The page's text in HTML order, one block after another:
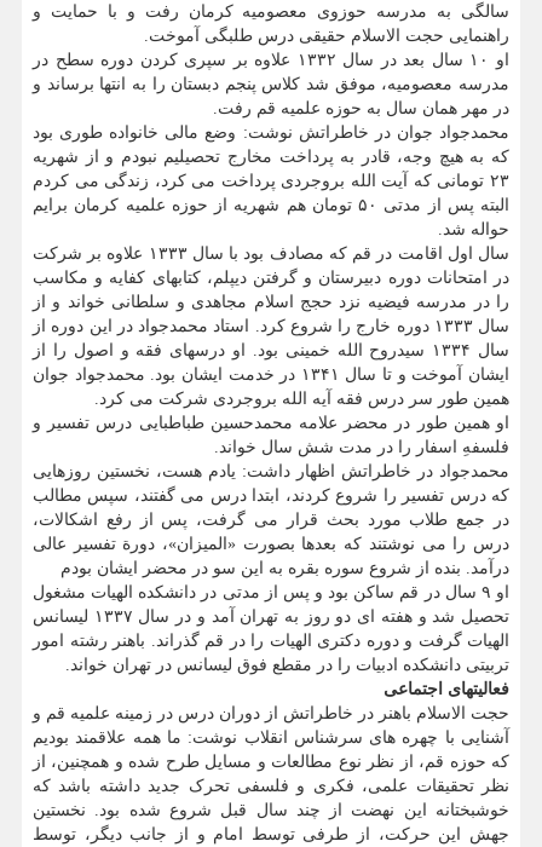
سالگی به مدرسه حوزوی معصومیه کرمان رفت و با حمایت و
راهنمایی حجت الاسلام حقیقی درس طلبگی آموخت.
او ۱۰ سال بعد در سال ۱۳۳۲ علاوه بر سپری کردن دوره سطح در
مدرسه معصومیه، موفق شد کلاس پنجم دبستان را به انتها برساند و
در مهر همان سال به حوزه علمیه قم رفت.
محمدجواد جوان در خاطراتش نوشت: وضع مالی خانواده طوری بود
که به هیچ وجه، قادر به پرداخت مخارج تحصیلیم نبودم و از شهریه
۲۳ تومانی که آیت الله بروجردی پرداخت می کرد، زندگی می کردم
البته پس از مدتی ۵۰ تومان هم شهریه از حوزه علمیه کرمان برایم
حواله شد.
سال اول اقامت در قم که مصادف بود با سال ۱۳۳۳ علاوه بر شرکت
در امتحانات دوره دبیرستان و گرفتن دیپلم، کتابهای کفایه و مکاسب
را در مدرسه فیضیه نزد حجج اسلام مجاهدی و سلطانی خواند و از
سال ۱۳۳۳ دوره خارج را شروع کرد. استاد محمدجواد در این دوره از
سال ۱۳۳۴ سیدروح الله خمینی بود. او درسهای فقه و اصول را از
ایشان آموخت و تا سال ۱۳۴۱ در خدمت ایشان بود. محمدجواد جوان
همین طور سر درس فقه آیه الله بروجردی شرکت می کرد.
او همین طور در محضر علامه محمدحسین طباطبایی درس تفسیر و
فلسفهِ اسفار را در مدت شش سال خواند.
محمدجواد در خاطراتش اظهار داشت: یادم هست، نخستین روزهایی
که درس تفسیر را شروع کردند، ابتدا درس می گفتند، سپس مطالب
در جمع طلاب مورد بحث قرار می گرفت، پس از رفع اشکالات،
درس را می نوشتند که بعدها بصورت «المیزان»، دورة تفسیر عالی
درآمد. بنده از شروع سوره بقره به این سو در محضر ایشان بودم
او ۹ سال در قم ساکن بود و پس از مدتی در دانشکده الهیات مشغول
تحصیل شد و هفته ای دو روز به تهران آمد و در سال ۱۳۳۷ لیسانس
الهیات گرفت و دوره دکتری الهیات را در قم گذراند. باهنر رشته امور
تربیتی دانشکده ادبیات را در مقطع فوق لیسانس در تهران خواند.
فعالیتهای اجتماعی
حجت الاسلام باهنر در خاطراتش از دوران درس در زمینه علمیه قم و
آشنایی با چهره های سرشناس انقلاب نوشت: ما همه علاقمند بودیم
که حوزه قم، از نظر نوع مطالعات و مسایل طرح شده و همچنین، از
نظر تحقیقات علمی، فکری و فلسفی تحرک جدید داشته باشد که
خوشبختانه این نهضت از چند سال قبل شروع شده بود. نخستین
جهش این حرکت، از طرفی توسط امام و از جانب دیگر، توسط